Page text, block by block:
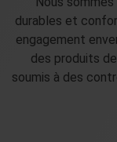
durables et
engagement
des produits
soumis à des